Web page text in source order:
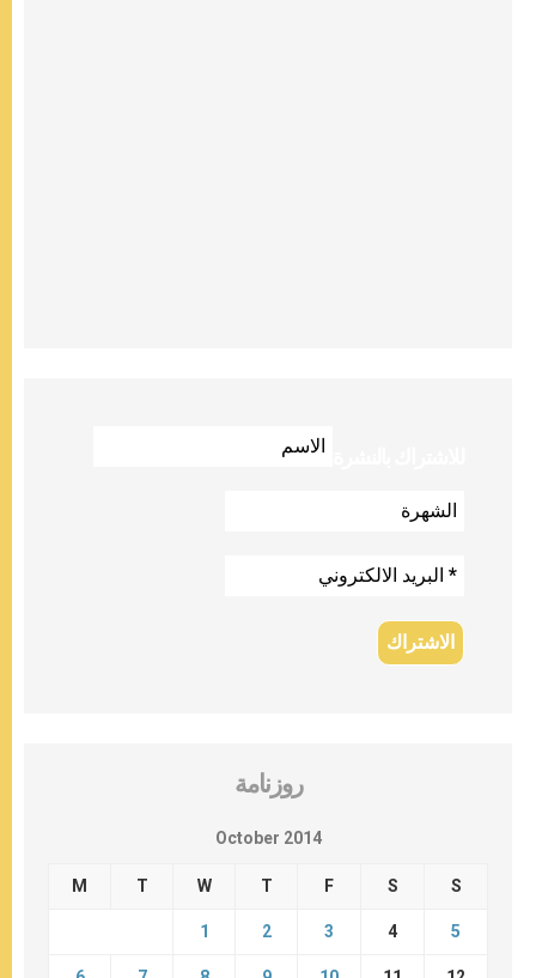
روزنامة
October 2014
M T W T F S S
1 2 3 4 5